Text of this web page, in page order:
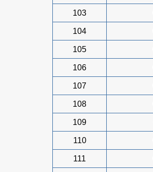
103
104
105
106
107
108
109
110
111